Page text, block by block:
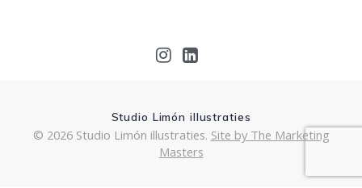
Studio Limón illustraties
© 2026 Studio Limón illustraties. Site by The Marketing
Masters